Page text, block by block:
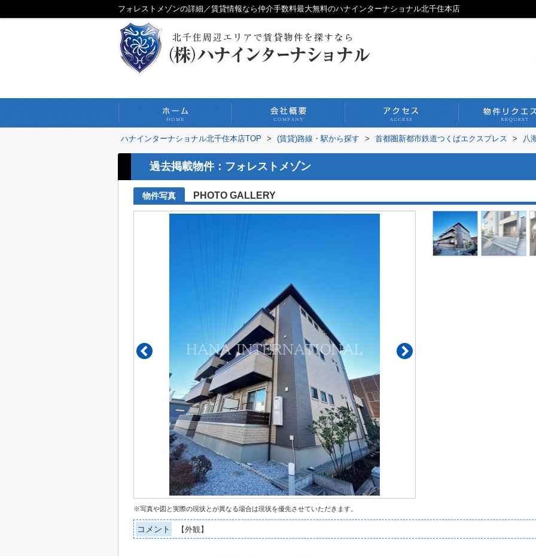
フォレストメゾンの詳細／賃貸情報なら仲介手数料最大無料のハナインターナショナル北千住本店
ハナインターナショナル北千住本店TOP > (賃貸)路線・駅から探す > 首都圏新都市鉄道つくばエクスプレス > 八
過去掲載物件：フォレストメゾン
物件写真 PHOTO GALLERY
※写真や図と実際の現状とが異なる場合は現状を優先させていただきます。
コメント 【外観】